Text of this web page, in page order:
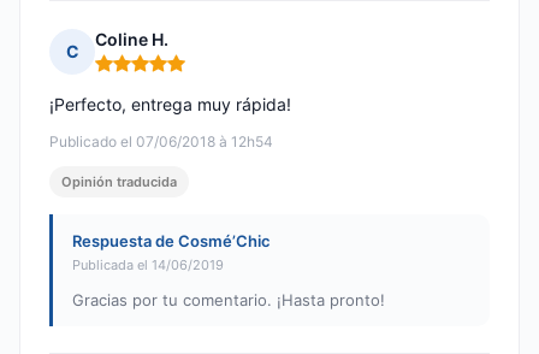
C
Coline H.
Nota: 5 de 5
Publicado el 07/06/2018 à 12h54
¡Perfecto, entrega muy rápida!
Opinión traducida
Respuesta de Cosmé’Chic
Publicada el 14/06/2019
Gracias por tu comentario. ¡Hasta pronto!